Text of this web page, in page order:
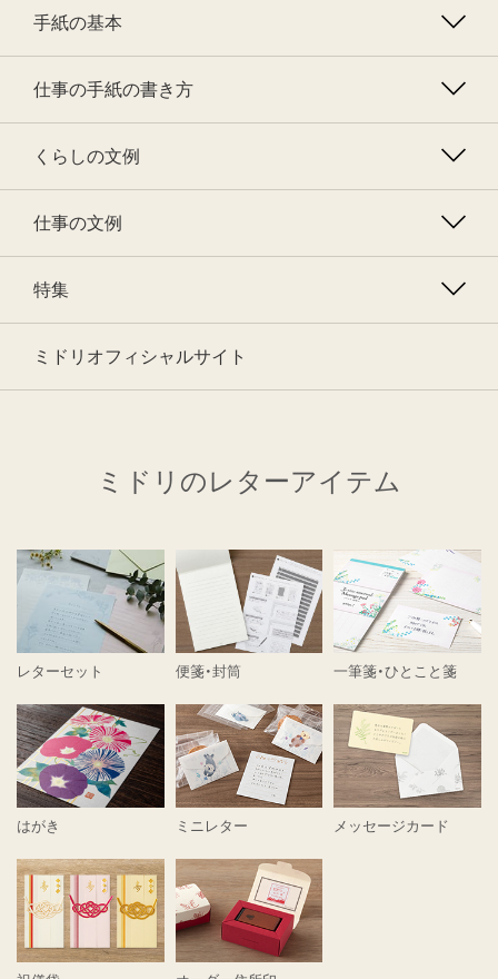
手紙の基本
仕事の手紙の書き方
くらしの文例
仕事の文例
特集
ミドリオフィシャルサイト
ミドリのレターアイテム
レターセット 便箋・封筒 一筆箋・ひとこと箋
はがき ミニレター メッセージカード